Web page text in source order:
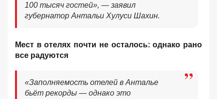
100 тысяч гостей», — заявил
губернатор Антальи Хулуси Шахин.
Мест в отелях почти не осталось: однако рано
все радуются
«Заполняемость отелей в Анталье
бьёт рекорды — однако это